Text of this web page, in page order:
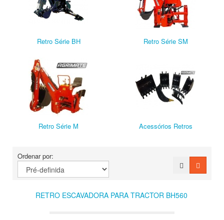
Retro Série BH Retro Série SM
Retro Série M Acessórios Retros
Ordenar por:
RETRO ESCAVADORA PARA TRACTOR BH560